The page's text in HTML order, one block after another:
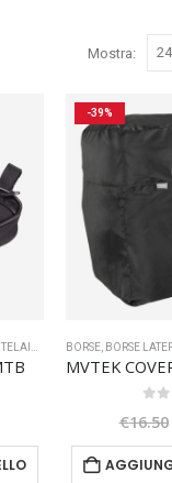
Mostra:
TRASPORTO
-39%
BORSE, BORSE
€16.50